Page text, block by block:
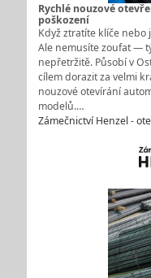
Rychlé nouzové
poškození
Když ztratíte klíče nebo
Ale nemusíte zoufat —
nepřetržitě. Působí v
cílem dorazit za velmi
nouzové otevírání
modelů.…
Zámečnictví Henzel -